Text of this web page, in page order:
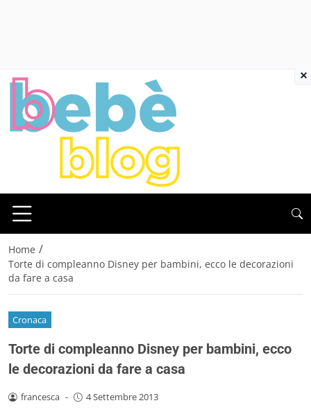
Home /
Torte di compleanno Disney per bambini, ecco le decorazioni
da fare a casa
Cronaca
Torte di compleanno Disney per bambini, ecco
le decorazioni da fare a casa
francesca - 4 Settembre 2013
×